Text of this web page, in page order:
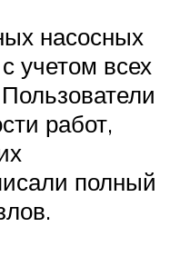
насосных
учетом всех
работ,
полный